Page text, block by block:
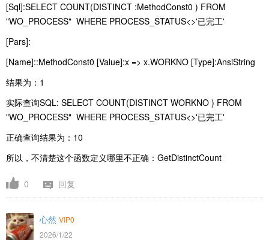
[Sql]:SELECT COUNT(DISTINCT :MethodConst0 ) FROM
"WO_PROCESS" WHERE PROCESS_STATUS<>'已完工'
[Pars]:
[Name]::MethodConst0 [Value]:x => x.WORKNO [Type]:AnsiString
结果为：1
实际查询SQL: SELECT COUNT(DISTINCT WORKNO ) FROM
"WO_PROCESS" WHERE PROCESS_STATUS<>'已完工'
正确查询结果为：10
所以，不清楚这个函数定义哪里不正确： GetDistinctCount
0 回复
心然 VIP0
2026/1/22